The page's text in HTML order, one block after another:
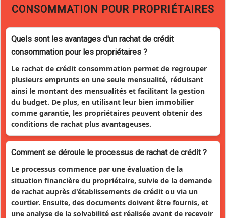
CONSOMMATION POUR PROPRIÉTAIRES
Quels sont les avantages d'un rachat de crédit
consommation pour les propriétaires ?
Le rachat de crédit consommation permet de regrouper
plusieurs emprunts en une seule mensualité, réduisant
ainsi le montant des mensualités et facilitant la gestion
du budget. De plus, en utilisant leur bien immobilier
comme garantie, les propriétaires peuvent obtenir des
conditions de rachat plus avantageuses.
Comment se déroule le processus de rachat de crédit ?
Le processus commence par une évaluation de la
situation financière du propriétaire, suivie de la demande
de rachat auprès d'établissements de crédit ou via un
courtier. Ensuite, des documents doivent être fournis, et
une analyse de la solvabilité est réalisée avant de recevoir